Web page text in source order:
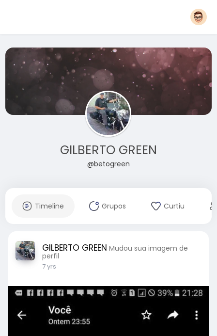
GILBERTO GREEN
@betogreen
Timeline Grupos Curtiu
GILBERTO GREEN Mudou sua imagem de
perfil
7 yrs